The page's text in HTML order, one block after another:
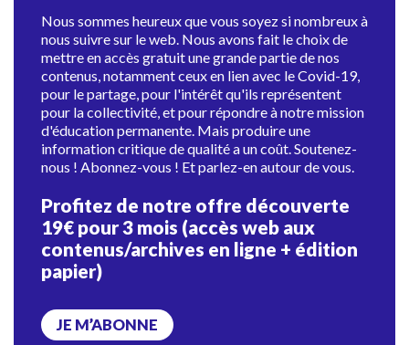
Nous sommes heureux que vous soyez si nombreux à
nous suivre sur le web. Nous avons fait le choix de
mettre en accès gratuit une grande partie de nos
contenus, notamment ceux en lien avec le Covid-19,
pour le partage, pour l'intérêt qu'ils représentent
pour la collectivité, et pour répondre à notre mission
d'éducation permanente. Mais produire une
information critique de qualité a un coût. Soutenez-
nous ! Abonnez-vous ! Et parlez-en autour de vous.
Profitez de notre offre découverte
19€ pour 3 mois (accès web aux
contenus/archives en ligne + édition
papier)
JE M’ABONNE